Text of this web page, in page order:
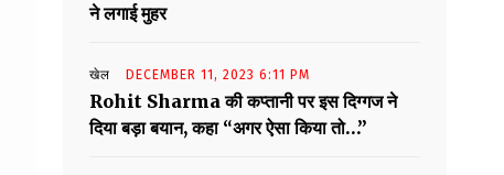
ने लगाई मुहर
खेल DECEMBER 11, 2023 6:11 PM
Rohit Sharma की कप्तानी पर इस दिग्गज ने
दिया बड़ा बयान, कहा “अगर ऐसा किया तो…”